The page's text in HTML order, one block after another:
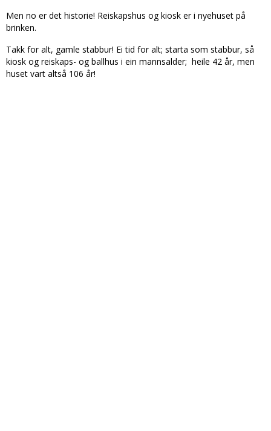
Men no er det historie! Reiskapshus og kiosk er i nyehuset på
brinken.
Takk for alt, gamle stabbur! Ei tid for alt; starta som stabbur, så
kiosk og reiskaps- og ballhus i ein mannsalder; heile 42 år, men
huset vart altså 106 år!